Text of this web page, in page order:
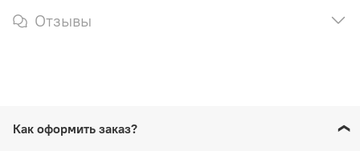
Отзывы
Как оформить заказ?